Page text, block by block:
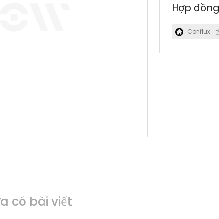
có bài viết
Hợp đồng
Conflux